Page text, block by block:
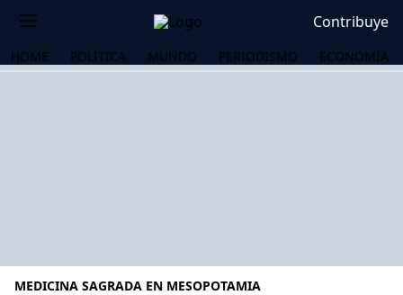
Contribuye
HOME POLÍTICA MUNDO PERIODISMO ECONOMÍA
MEDICINA SAGRADA EN MESOPOTAMIA